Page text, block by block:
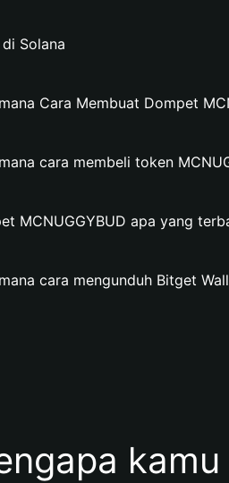
Solana
Cara Membuat Dompet
cara membeli token
MCNUGGYBUD apa yang
cara mengunduh Bitget